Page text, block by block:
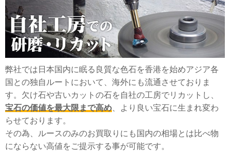
弊社では日本国内に眠る良質な色石を香港を始めアジア各
国との独自ルートにおいて、海外にも流通させておりま
す。欠け石や古いカットの石を自社の工房でリカットし、
宝石の価値を最大限まで高め 、より良い宝石に生まれ変わ
らせております。
その為、ルースのみのお買取りにも国内の相場とは比べ物
にならない高値をご提示する事が可能です。